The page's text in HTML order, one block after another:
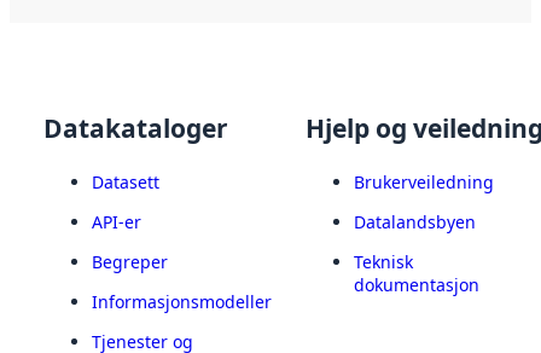
Datakataloger
Datasett
API-er
Begreper
Informasjonsmodeller
Tjenester og
Hjelp og
Brukerveiledning
Datalandsbyen
Teknisk
dokumentasjon